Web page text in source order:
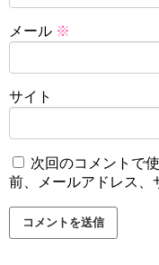
メール ※
サイト
次回のコメントで
前、メールアドレス、